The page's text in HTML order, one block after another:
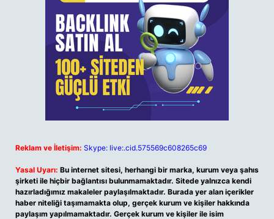
Reklam ve İletişim: Skype: live:.cid.575569c608265c69
Yasal Uyarı: Bu internet sitesi, herhangi bir marka, kurum veya şahıs
şirketi ile hiçbir bağlantısı bulunmamaktadır. Sitede yalnızca kendi
hazırladığımız makaleler paylaşılmaktadır. Burada yer alan içerikler
haber niteliği taşımamakta olup, gerçek kurum ve kişiler hakkında
paylaşım yapılmamaktadır. Gerçek kurum ve kişiler ile isim